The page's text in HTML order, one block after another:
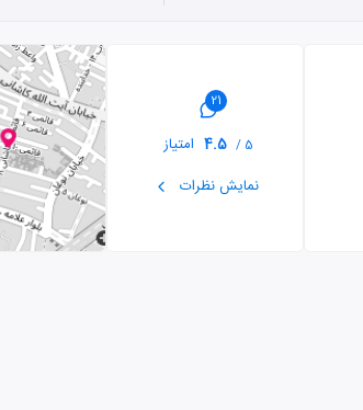
21
5 /
4.5 امتیاز
نمایش نظرات